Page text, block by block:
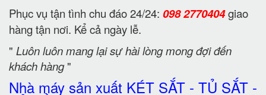
Phục vụ tận tình chu đáo 24/24: 098 2770404giao
hàng tận nơi. Kể cả ngày lễ.
" Luôn luôn mang lại sự hài lòng mong đợi đến
khách hàng"
Nhà máy sản xuất KÉT SẮT - TỦ SẮT -